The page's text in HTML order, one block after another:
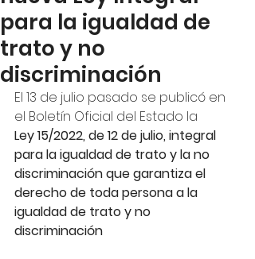
para la igualdad de
trato y no
discriminación
El 13 de julio pasado se publicó en
el Boletín Oficial del Estado la
Ley 15/2022, de 12 de julio, integral
para la igualdad de trato y la no
discriminación que garantiza el
derecho de toda persona a la
igualdad de trato y no
discriminación